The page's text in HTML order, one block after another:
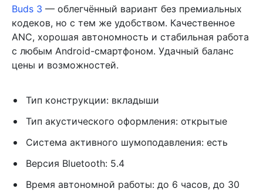
Buds 3 — облегчённый вариант без премиальных
кодеков, но с тем же удобством. Качественное
ANC, хорошая автономность и стабильная работа
с любым Android-смартфоном. Удачный баланс
цены и возможностей.
Тип конструкции: вкладыши
Тип акустического оформления: открытые
Система активного шумоподавления: есть
Версия Bluetooth: 5.4
Время автономной работы: до 6 часов, до 30